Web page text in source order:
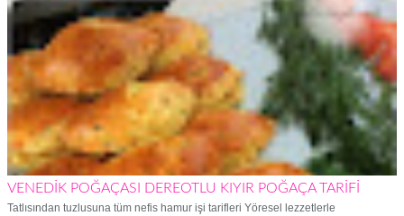
VENEDİK POĞAÇASI DEREOTLU KIYIR POĞAÇA TARİFİ
Tatlısından tuzlusuna tüm nefis hamur işi tarifleri Yöresel lezzetlerle